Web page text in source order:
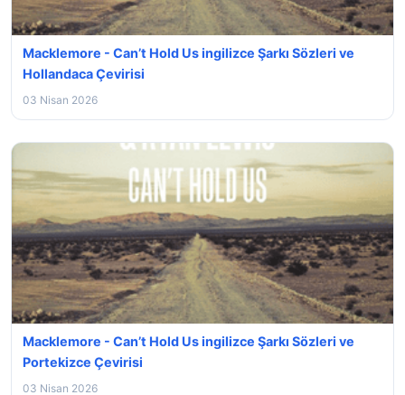
Macklemore - Can’t Hold Us ingilizce Şarkı Sözleri ve
Hollandaca Çevirisi
03 Nisan 2026
Macklemore - Can’t Hold Us ingilizce Şarkı Sözleri ve
Portekizce Çevirisi
03 Nisan 2026